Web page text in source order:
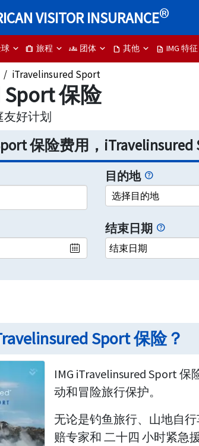
VISITOR INSURANCE®
trip 旅程 groups 团体 draft 其他 description IMG 特征
iTravelinsured Sport
Sport 保险
友好计划
保险费用，
目的地
结束日期
Sport 保险？
IMG iTravelinsured Sport
动和冒险旅行保护。
无论是钓鱼旅行、山地自
赔专家和 二十四 小时紧急